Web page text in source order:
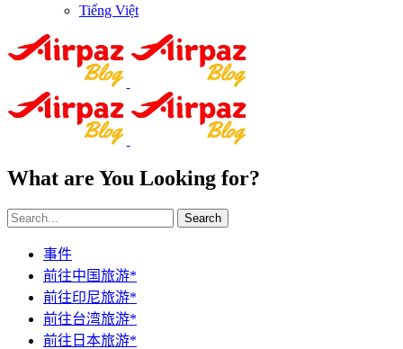
Tiếng Việt
What are You Looking for?
Search
事件
前往中国旅游*
前往印尼旅游*
前往台湾旅游*
前往日本旅游*